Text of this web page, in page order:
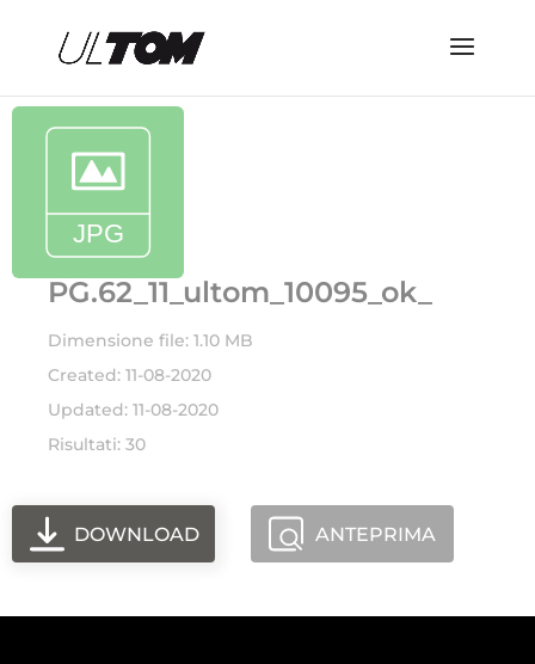
PG.62_11_ultom_10095_ok_
Dimensione file: 1.10 MB
Created: 11-08-2020
Updated: 11-08-2020
Risultati: 30
DOWNLOAD ANTEPRIMA